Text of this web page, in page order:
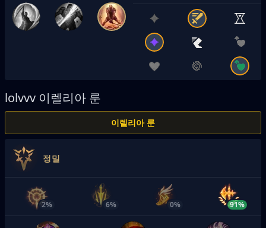
lolvvv 이렐리아 룬
이렐리아 룬
정밀
2% 6% 0% 91%